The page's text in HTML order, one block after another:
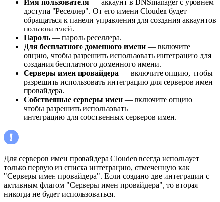
Имя пользователя — аккаунт в DNSmanager с уровнем
доступа "Реселлер". От его имени Clouden будет
обращаться к панели управления для создания аккаунтов
пользователей.
Пароль — пароль реселлера.
Для бесплатного доменного имени — включите
опцию, чтобы разрешить использовать интеграцию для
создания бесплатного доменного имени.
Серверы имен провайдера — включите опцию, чтобы
разрешить использовать интеграцию для серверов имен
провайдера.
Собственные серверы имен — включите опцию,
чтобы разрешить использовать
интеграцию для собственных серверов имен.
Для серверов имен провайдера Clouden всегда использует
только первую из списка интеграцию, отмеченную как
"Серверы имен провайдера". Если создано две интеграции с
активным флагом "Серверы имен провайдера", то вторая
никогда не будет использоваться.